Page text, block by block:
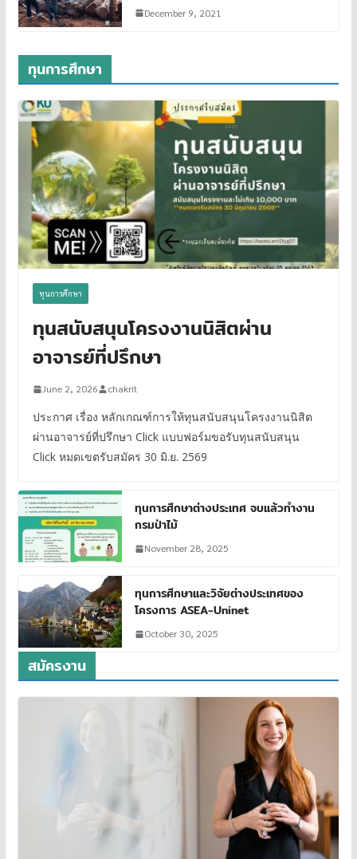
December 9, 2021
ทุนการศึกษา
ทุนการศึกษา
ทุนสนับสนุนโครงงานนิสิตผ่าน
อาจารย์ที่ปรึกษา
June 2, 2026 chakrit
ประกาศ เรื่อง หลักเกณฑ์การให้ทุนสนับสนุนโครงงานนิสิต
ผ่านอาจารย์ที่ปรึกษา Click แบบฟอร์มขอรับทุนสนับสนุน
Click หมดเขตรับสมัคร 30 มิ.ย. 2569
ทุนการศึกษาต่างประเทศ จบแล้วทำงาน
กรมป่าไม้
November 28, 2025
ทุนการศึกษาและวิจัยต่างประเทศของ
โครงการ ASEA-Uninet
October 30, 2025
สมัครงาน